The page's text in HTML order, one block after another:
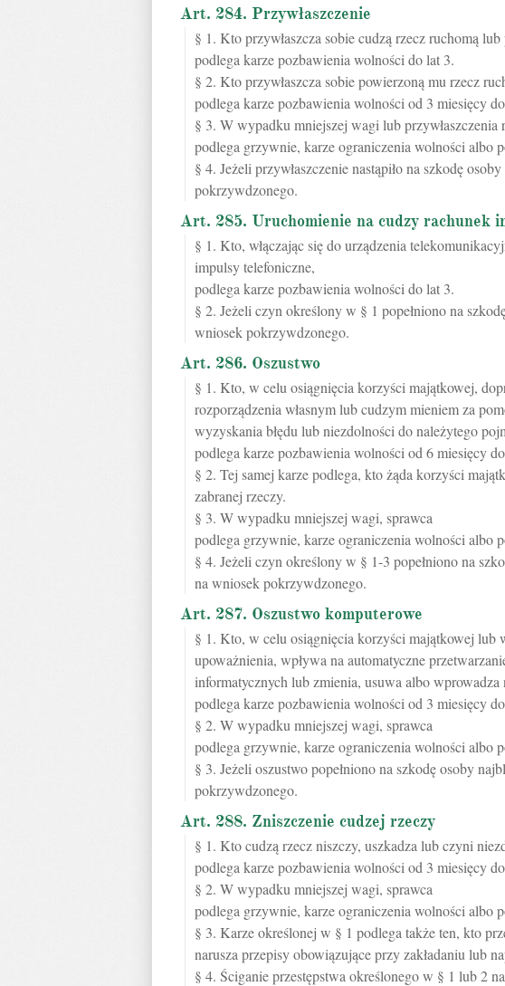
Art. 284. Przywłaszczenie
§ 1. Kto przywłaszcza sobie cudzą rzecz ruchomą
podlega karze pozbawienia wolności do lat 3.
§ 2. Kto przywłaszcza sobie powierzoną mu rzecz
podlega karze pozbawienia wolności od 3 miesięcy
§ 3. W wypadku mniejszej wagi lub przywłaszczenia
podlega grzywnie, karze ograniczenia wolności albo
§ 4. Jeżeli przywłaszczenie nastąpiło na szkodę
pokrzywdzonego.
Art. 285. Uruchomienie na cudzy rachunek
§ 1. Kto, włączając się do urządzenia
impulsy telefoniczne,
podlega karze pozbawienia wolności do lat 3.
§ 2. Jeżeli czyn określony w § 1 popełniono na
wniosek pokrzywdzonego.
Art. 286. Oszustwo
§ 1. Kto, w celu osiągnięcia korzyści majątkowej,
rozporządzenia własnym lub cudzym mieniem za
wyzyskania błędu lub niezdolności do należytego
podlega karze pozbawienia wolności od 6 miesięcy
§ 2. Tej samej karze podlega, kto żąda korzyści
zabranej rzeczy.
§ 3. W wypadku mniejszej wagi, sprawca
podlega grzywnie, karze ograniczenia wolności albo
§ 4. Jeżeli czyn określony w § 1-3 popełniono na
na wniosek pokrzywdzonego.
Art. 287. Oszustwo komputerowe
§ 1. Kto, w celu osiągnięcia korzyści majątkowej lub
upoważnienia, wpływa na automatyczne
informatycznych lub zmienia, usuwa albo
podlega karze pozbawienia wolności od 3 miesięcy
§ 2. W wypadku mniejszej wagi, sprawca
podlega grzywnie, karze ograniczenia wolności albo
§ 3. Jeżeli oszustwo popełniono na szkodę osoby
pokrzywdzonego.
Art. 288. Zniszczenie cudzej rzeczy
§ 1. Kto cudzą rzecz niszczy, uszkadza lub czyni
podlega karze pozbawienia wolności od 3 miesięcy
§ 2. W wypadku mniejszej wagi, sprawca
podlega grzywnie, karze ograniczenia wolności albo
§ 3. Karze określonej w § 1 podlega także ten, kto
narusza przepisy obowiązujące przy zakładaniu lub
§ 4. Ściganie przestępstwa określonego w § 1 lub 2